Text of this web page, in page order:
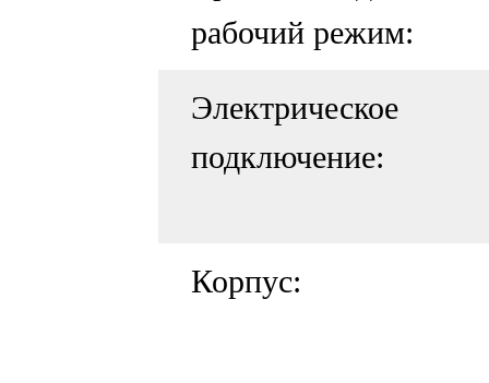
рабочий режим:
Электрическое
подключение:
Корпус: